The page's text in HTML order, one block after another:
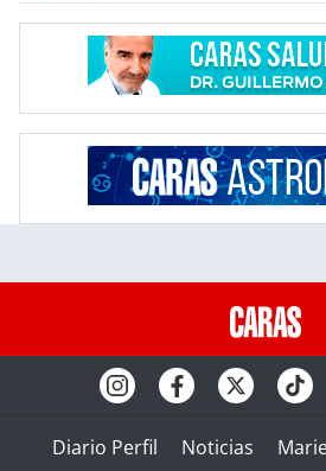
Diario Perfil Noticias